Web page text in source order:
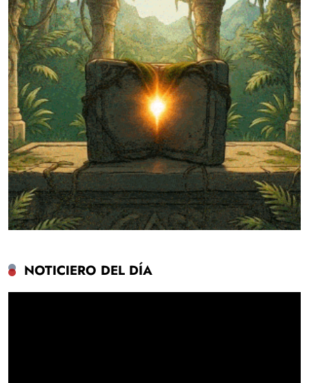
NOTICIERO DEL DÍA